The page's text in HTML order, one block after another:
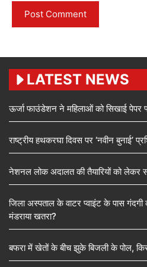
LATEST NEWS
ऊर्जा फाउंडेशन ने महिलाओं को सिखाई पेपर
राष्ट्रीय हथकरघा दिवस पर ‘नवीन बुनाई’
नेशनल लोक अदालत की तैयारियों को लेकर
जिला अस्पताल के वाटर प्वाइंट के पास
मंडराया खतरा?
बफरा में खेतों के बीच झुके बिजली के पोल,